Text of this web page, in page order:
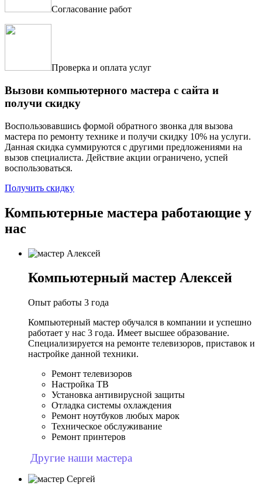
Согласование работ
Проверка и оплата услуг
Вызови компьютерного мастера с сайта и
получи скидку
Воспользовавшись формой обратного звонка для вызова
мастера по ремонту технике и получи скидку 10% на услуги.
Данная скидка суммируются с другими предложениями на
вызов специалиста. Действие акции ограничено, успей
воспользоваться.
Получить скидку
Компьютерные мастера работающие у
нас
Компьютерный мастер Алексей
Опыт работы 3 года
Компьютерный мастер обучался в компании и успешно
работает у нас 3 года. Имеет высшее образование.
Специализируется на ремонте телевизоров, приставок и
настройке данной техники.
Ремонт телевизоров
Настройка ТВ
Установка антивирусной защиты
Отладка системы охлаждения
Ремонт ноутбуков любых марок
Техническое обслуживание
Ремонт принтеров
Другие наши мастера